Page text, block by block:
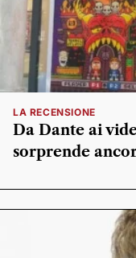
LA RECENSIONE
Da Dante ai
sorprende